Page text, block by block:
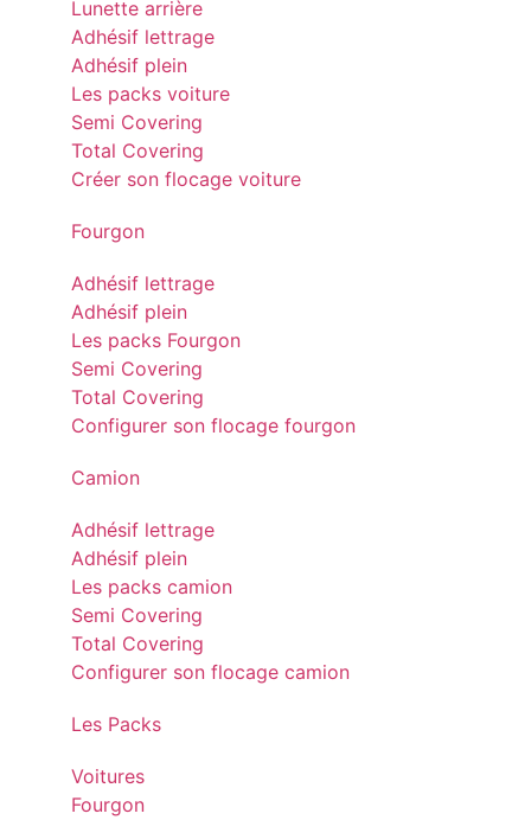
Lunette arrière
Adhésif lettrage
Adhésif plein
Les packs voiture
Semi Covering
Total Covering
Créer son flocage voiture
Fourgon
Adhésif lettrage
Adhésif plein
Les packs Fourgon
Semi Covering
Total Covering
Configurer son flocage fourgon
Camion
Adhésif lettrage
Adhésif plein
Les packs camion
Semi Covering
Total Covering
Configurer son flocage camion
Les Packs
Voitures
Fourgon